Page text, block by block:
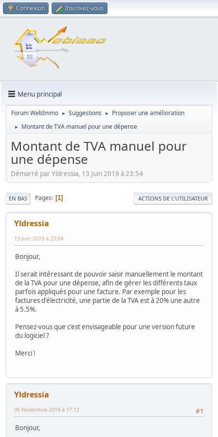
Connexion Inscrivez-vous
Menu principal
Forum WebImmo ► Suggestions ► Proposer une amélioration
► Montant de TVA manuel pour une dépense
Montant de TVA manuel pour
une dépense
Démarré par Yldressia, 13 Juin 2019 à 23:54
EN BAS Pages 1 ACTIONS DE L'UTILISATEUR
Yldressia
13 Juin 2019 à 23:54
Bonjour,
Il serait intéressant de pouvoir saisir manuellement le montant
de la TVA pour une dépense, afin de gérer les différents taux
parfois appliqués pour une facture. Par exemple pour les
factures d'électricité, une partie de la TVA est à 20% une autre
à 5.5%.
Pensez-vous que c'est envisageable pour une version future
du logiciel ?
Merci !
Yldressia
#1
06 Novembre 2019 à 17:12
Bonjour,